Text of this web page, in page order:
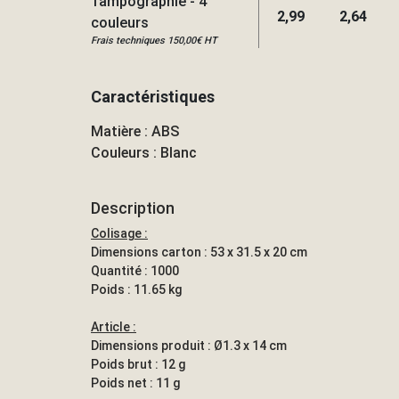
couleurs
Frais techniques 150,00€ HT
2,99 2,64
Caractéristiques
Matière : ABS
Couleurs : Blanc
Description
Colisage :
Dimensions carton : 53 x 31.5 x 20 cm
Quantité : 1000
Poids : 11.65 kg
Article :
Dimensions produit : Ø1.3 x 14 cm
Poids brut : 12 g
Poids net : 11 g